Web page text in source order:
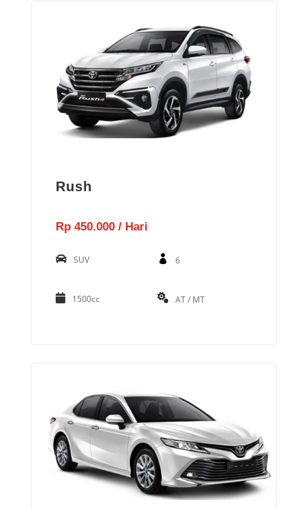
Rush
Rp 450.000 / Hari
SUV 6
1500cc AT / MT